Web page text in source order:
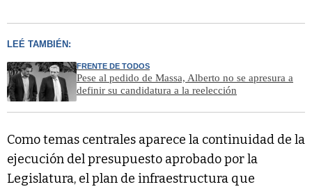
LEÉ TAMBIÉN:
FRENTE DE TODOS
Pese al pedido de Massa, Alberto no se apresura a
definir su candidatura a la reelección
Como temas centrales aparece la continuidad de la
ejecución del presupuesto aprobado por la
Legislatura, el plan de infraestructura que